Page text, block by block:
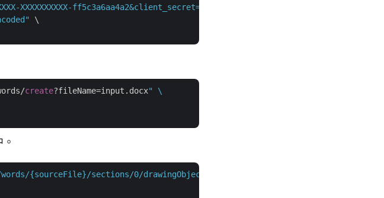
ff5c3a6aa4a2&client_secret=XXXXXXXXXXXXXXX"
\
create?fileName=input.docx" \
{sourceFile}/sections/0/drawingObjects?destFileName={outputFile}"